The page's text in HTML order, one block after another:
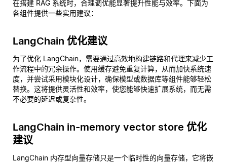
在搭建 RAG 系统时，合理调优能显著提升性能与效率。下面为
各组件提供一些实用建议：
LangChain 优化建议
为了优化 LangChain，需要通过高效地构建链路和代理来减少工
作流程中的冗余操作。使用缓存避免重复计算，从而加快系统速
度，并尝试采用模块化设计，确保模型或数据库等组件能够轻松
替换。这将提供灵活性和效率，使您能够快速扩展系统，而无需
不必要的延迟或复杂性。
LangChain in-memory vector store 优化
建议
LangChain 内存型向量存储只是一个临时性的向量存储，它将嵌